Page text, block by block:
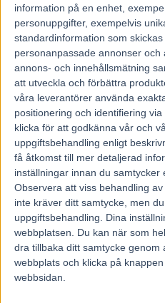
information på en enhet,
personuppgifter, exempelvis
standardinformation som
personanpassade annonser och
annons- och innehållsmätning
att utveckla och förbättra
våra leverantörer använda
positionering och identifiering
klicka för att godkänna vår och
uppgiftsbehandling enligt
få åtkomst till mer detaljerad
inställningar innan du samtycker
Observera att viss behandling
inte kräver ditt samtycke, men
uppgiftsbehandling. Dina
webbplatsen. Du kan när som
dra tillbaka ditt samtycke genom
webbplats och klicka på
webbsidan.
intressanta hästar till i
– 11 Perpetuate (V86-1) var
förhoppningar på honom
fräsch och det blev bara tre
operera honom i framknäna
ut. Han känns jättefin i
1.17,5/2100 meter med
förberedd. Jag tror på en bra
spåret över kort distans så
matchen.
– 4 Dorothea Mil(V86-7)
och vann ett kval till E3 och
bekymmer med våra hästar
gick ner sig rejält. Nu valde vi
tid och hon verkar ha hittat